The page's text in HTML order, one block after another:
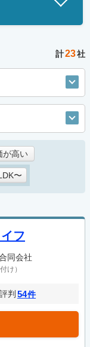
計23社
が高い
〜
フ
同会社
け）
判 54件